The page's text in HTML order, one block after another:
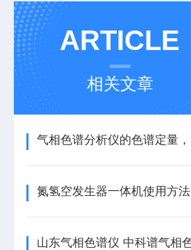
ARTICLE
相关文章
氮氢空发生器一体机使用方法